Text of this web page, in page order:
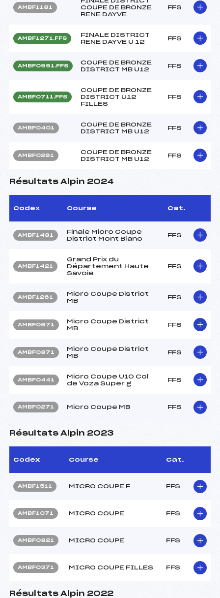
AMBF1181
COUPE DE BRONZE
RENE DAYVE
FFS
AMBF1271.FFS
FINALE DISTRICT
RENE DAYVE U 12
FFS
AMBF0991.FFS
COUPE DE BRONZE
DISTRICT MB U12
FFS
AMBF0711.FFS
COUPE DE BRONZE
DISTRICT U12
FILLES
FFS
AMBF0401
COUPE DE BRONZE
DISTRICT MB U12
FFS
AMBF0291
COUPE DE BRONZE
DISTRICT MB U12
FFS
Résultats Alpin 2024
Codex Course Cat.
AMBF1481
Finale Micro Coupe
District Mont Blanc
FFS
AMBF1421
Grand Prix du
Département Haute
Savoie
FFS
AMBF1261
Micro Coupe District
MB
FFS
AMBF0971
Micro Coupe District
MB
FFS
AMBF0871
Micro Coupe District
MB
FFS
AMBF0441
Micro Coupe U10 Col
de Voza Super g
FFS
AMBF0271 Micro Coupe MB FFS
Résultats Alpin 2023
Codex Course Cat.
AMBF1511 MICRO COUPE F FFS
AMBF1071 MICRO COUPE FFS
AMBF0821 MICRO COUPE FFS
AMBF0371 MICRO COUPE FILLES FFS
Résultats Alpin 2022